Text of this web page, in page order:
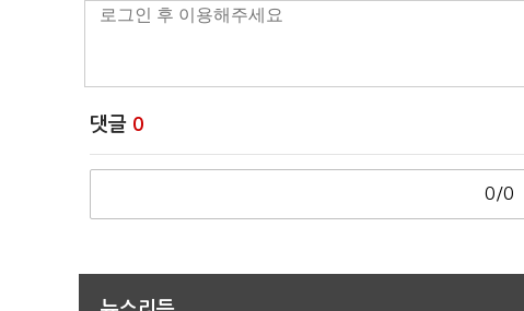
댓글 0
0/0